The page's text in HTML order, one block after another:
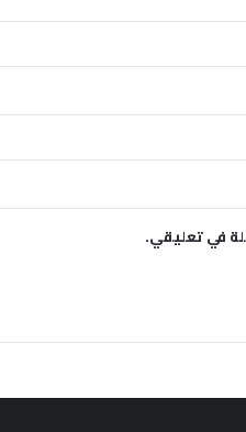
في تعليقي.